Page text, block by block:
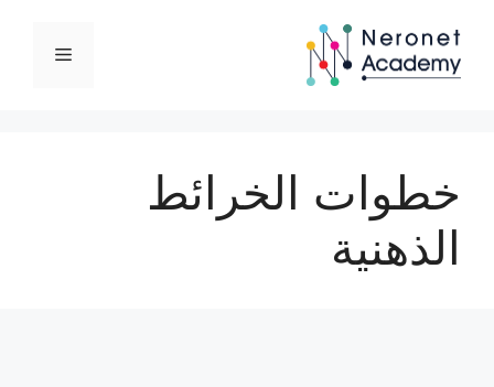
المحتوى
القائمة
خطوات الخرائط
الذهنية